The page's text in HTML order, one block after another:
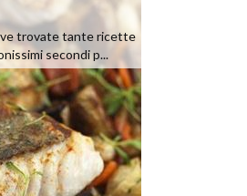
trovate tante ricette
secondi p...